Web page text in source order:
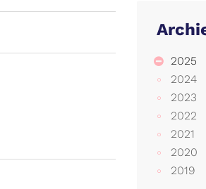
2025
2024
2023
2022
2021
2020
2019